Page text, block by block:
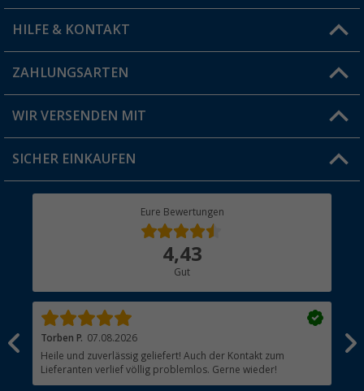
Vorteilskarte
Blog
Jobs & Karriere
HILFE & KONTAKT
FAQ & Kontakt
Versandinformationen
Rücksendung
ZAHLUNGSARTEN
WIR VERSENDEN MIT
SICHER EINKAUFEN
Eure Bewertungen
4,43
Gut
Torben P. 07.08.2026
Heile und zuverlässig geliefert! Auch der Kontakt zum
Lieferanten verlief völlig problemlos. Gerne wieder!